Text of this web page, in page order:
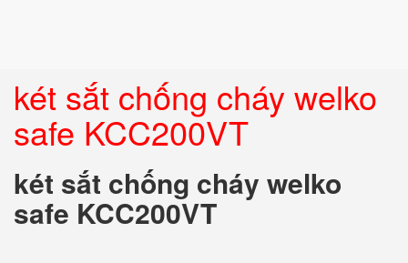
két sắt chống cháy welko
safe KCC200VT
két sắt chống cháy welko
safe KCC200VT